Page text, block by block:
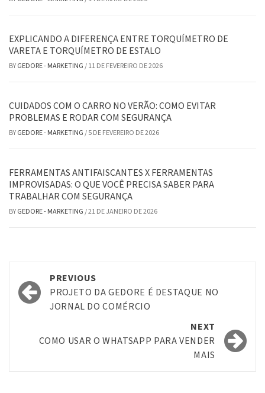
EXPLICANDO A DIFERENÇA ENTRE TORQUÍMETRO DE
VARETA E TORQUÍMETRO DE ESTALO
BYGEDORE - MARKETING/11 DE FEVEREIRO DE 2026
CUIDADOS COM O CARRO NO VERÃO: COMO EVITAR
PROBLEMAS E RODAR COM SEGURANÇA
BYGEDORE - MARKETING/5 DE FEVEREIRO DE 2026
FERRAMENTAS ANTIFAISCANTES X FERRAMENTAS
IMPROVISADAS: O QUE VOCÊ PRECISA SABER PARA
TRABALHAR COM SEGURANÇA
BYGEDORE - MARKETING/21 DE JANEIRO DE 2026
Post
navigation
PREVIOUS
PROJETO DA GEDORE É DESTAQUE NO
JORNAL DO COMÉRCIO
NEXT
COMO USAR O WHATSAPP PARA VENDER
MAIS